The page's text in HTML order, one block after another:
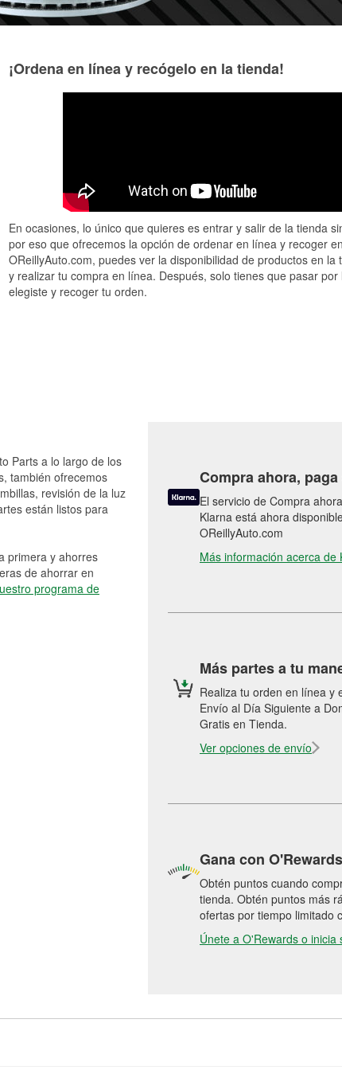
Entire staff has exceptional customer
service and the manager (can't
amazing. My car had trouble on the lot
and...Read More
Jeremiah was so sweet
and my son for a long
sign of frustration:)
ur... Read More
¡Ordena en línea y recógelo en la tienda!
En ocasiones, lo único que quieres es entrar y salir de la tienda
por eso que ofrecemos la opción de ordenar en línea y recoger
OReillyAuto.com, puedes ver la disponibilidad de productos en la
y realizar tu compra en línea. Después, solo tienes que pasar
elegiste y recoger tu orden.
Parts a lo largo de los
también ofrecemos
revisión de la luz
están listos para
primera y ahorres
de ahorrar en
programa de
Compra ahora,
El servicio de Compra
Klarna está ahora
OReillyAuto.com
Más información acerca de
Más partes a tu
Realiza tu orden en línea y
Envío al Día Siguiente a
Gratis en Tienda.
Ver opciones de envío
Gana con O'Rewards
Obtén puntos cuando
tienda. Obtén puntos más
ofertas por tiempo limitado
Únete a O'Rewards o inicia